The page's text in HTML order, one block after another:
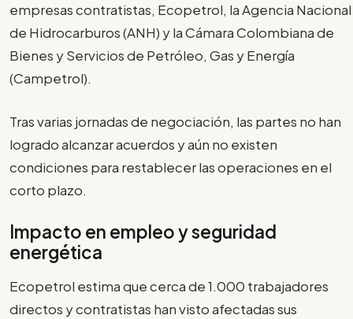
empresas contratistas, Ecopetrol, la Agencia Nacional
de Hidrocarburos (ANH) y la Cámara Colombiana de
Bienes y Servicios de Petróleo, Gas y Energía
(Campetrol).
Tras varias jornadas de negociación, las partes no han
logrado alcanzar acuerdos y aún no existen
condiciones para restablecer las operaciones en el
corto plazo.
Impacto en empleo y seguridad
energética
Ecopetrol estima que cerca de 1.000 trabajadores
directos y contratistas han visto afectadas sus